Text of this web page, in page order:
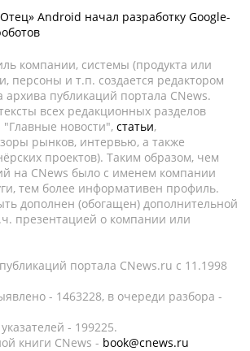
Android начал разработку Google-
компании, системы (продукта или
персоны и т.п. создается редактором
архива публикаций портала CNews.
всех редакционных разделов
"Главные новости", статьи,
рынков, интервью, а также
проектов). Таким образом, чем
на CNews было с именем компании
тем более информативен профиль.
дополнен (обогащен) дополнительной
презентацией о компании или
портала CNews.ru c 11.1998
- 1463228, в очереди разбора -
- 199225.
книги CNews - book@cnews.ru